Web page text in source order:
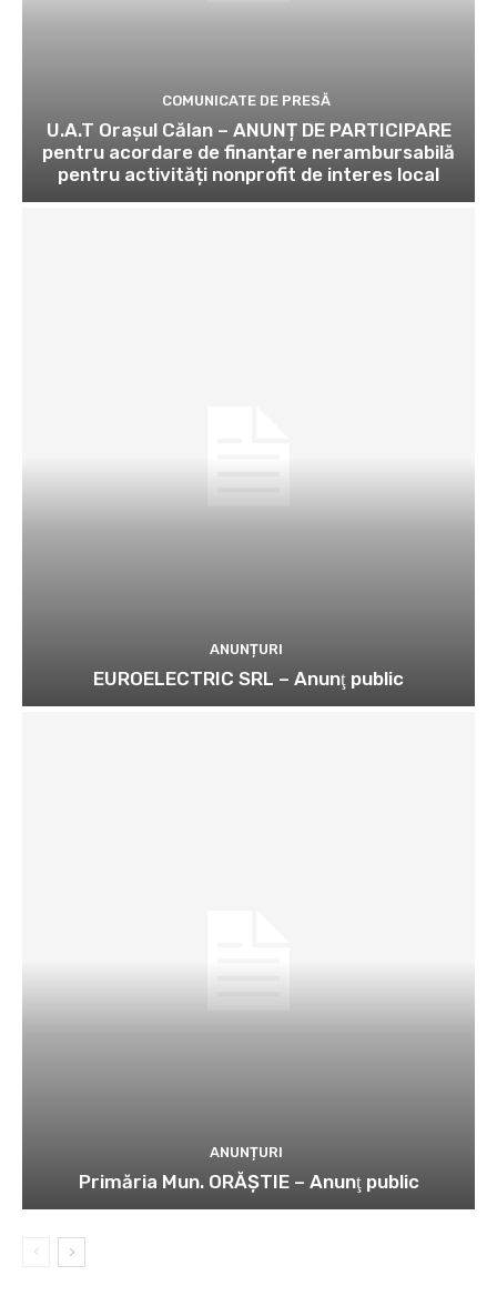
COMUNICATE DE PRESĂ
U.A.T Orașul Călan – ANUNȚ DE PARTICIPARE
pentru acordare de finanțare nerambursabilă
pentru activități nonprofit de interes local
ANUNȚURI
EUROELECTRIC SRL – Anunţ public
ANUNȚURI
Primăria Mun. ORĂȘTIE – Anunţ public